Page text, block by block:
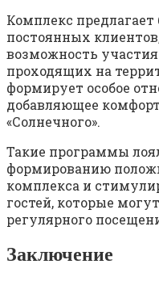
Комплекс
постоянных
возможность
проходящих на
формирует особое
добавляющее
«Солнечного».
Такие программы
формированию
комплекса и
гостей, которые
регулярного
Заключение